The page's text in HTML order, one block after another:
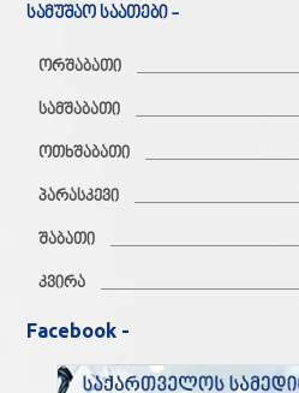
სამუშაო საათები -
ორშაბათი
სამშაბათი
ოთხშაბათი
პარასკევი
შაბათი
კვირა
Facebook -